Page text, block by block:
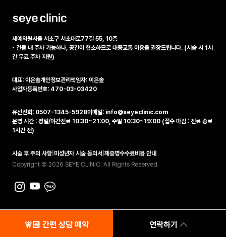
세예의원서울 서초구 서초대로77길 55, 10층
• 건물 내 주차 가능하나, 공간이 협소하므로 대중교통 이용을 권장드립니다. (시술 시 1시
간 무료 주차 지원)
대표: 이은솔개인정보관리책임자: 이은솔
사업자등록번호: 470-03-03420
유선전화: 0507-1345-5928이메일: info@seyeclinic.com
운영 시간 : 평일/야간진료 10:30~21:00, 주말 10:30~19:00 (접수 마감 : 진료 종료
1시간 전)
시술 후 주의 사항| 미성년자 시술 동의서 제증명수수료비용 안내
Copyright © 2026 SEYE CLINIC. All Rights Reserved.
🧚🏻‍️ 간편 상담 예약 연락하기